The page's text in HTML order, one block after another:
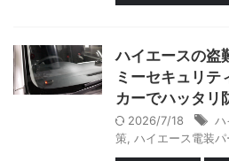
ハイエースの盗
ミーセキュリテ
カーでハッタリ
2026/7/18 ハ
策, ハイエース電装パ